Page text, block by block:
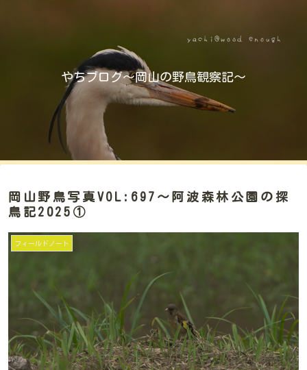
やちブログ～岡山の野鳥観察記～
岡山野鳥写真VOL:697～阿波森林公園の探
鳥記2025①
フィールドノート